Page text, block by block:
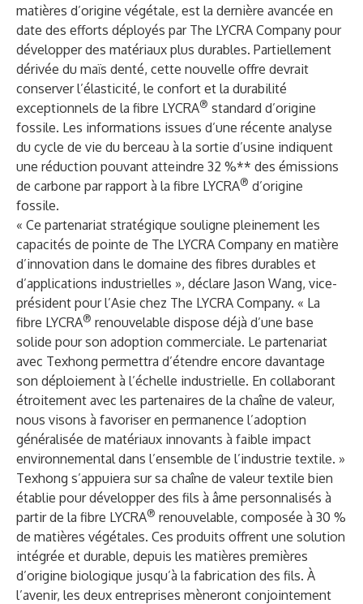
matières d’origine végétale, est la dernière avancée en
date des efforts déployés par The LYCRA Company pour
développer des matériaux plus durables. Partiellement
dérivée du maïs denté, cette nouvelle offre devrait
conserver l’élasticité, le confort et la durabilité
exceptionnels de la fibre LYCRA® standard d’origine
fossile. Les informations issues d’une récente analyse
du cycle de vie du berceau à la sortie d’usine indiquent
une réduction pouvant atteindre 32 %** des émissions
de carbone par rapport à la fibre LYCRA® d’origine
fossile.
« Ce partenariat stratégique souligne pleinement les
capacités de pointe de The LYCRA Company en matière
d’innovation dans le domaine des fibres durables et
d’applications industrielles », déclare Jason Wang, vice-
président pour l’Asie chez The LYCRA Company. « La
fibre LYCRA® renouvelable dispose déjà d’une base
solide pour son adoption commerciale. Le partenariat
avec Texhong permettra d’étendre encore davantage
son déploiement à l’échelle industrielle. En collaborant
étroitement avec les partenaires de la chaîne de valeur,
nous visons à favoriser en permanence l’adoption
généralisée de matériaux innovants à faible impact
environnemental dans l’ensemble de l’industrie textile. »
Texhong s’appuiera sur sa chaîne de valeur textile bien
établie pour développer des fils à âme personnalisés à
partir de la fibre LYCRA® renouvelable, composée à 30 %
de matières végétales. Ces produits offrent une solution
intégrée et durable, depuis les matières premières
d’origine biologique jusqu’à la fabrication des fils. À
l’avenir, les deux entreprises mèneront conjointement